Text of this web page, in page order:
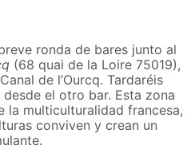
ronda de bares junto al
(68 quai de la Loire 75019),
de l’Ourcq. Tardaréis
el otro bar. Esta zona
la multiculturalidad francesa,
conviven y crean un